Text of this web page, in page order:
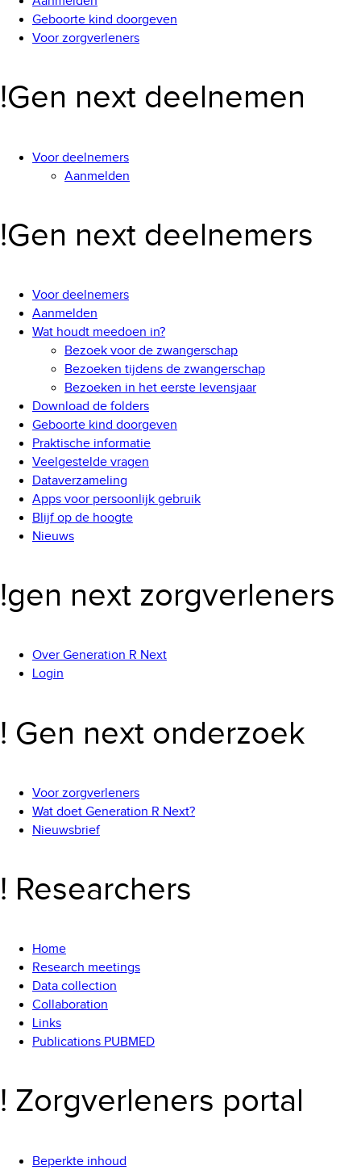
Geboorte kind doorgeven
Voor zorgverleners
!Gen next deelnemen
Voor deelnemers
Aanmelden
!Gen next deelnemers
Voor deelnemers
Aanmelden
Wat houdt meedoen in?
Bezoek voor de zwangerschap
Bezoeken tijdens de zwangerschap
Bezoeken in het eerste levensjaar
Download de folders
Geboorte kind doorgeven
Praktische informatie
Veelgestelde vragen
Dataverzameling
Apps voor persoonlijk gebruik
Blijf op de hoogte
Nieuws
!gen next zorgverleners
Over Generation R Next
Login
! Gen next onderzoek
Voor zorgverleners
Wat doet Generation R Next?
Nieuwsbrief
! Researchers
Home
Research meetings
Data collection
Collaboration
Links
Publications PUBMED
! Zorgverleners portal
Beperkte inhoud